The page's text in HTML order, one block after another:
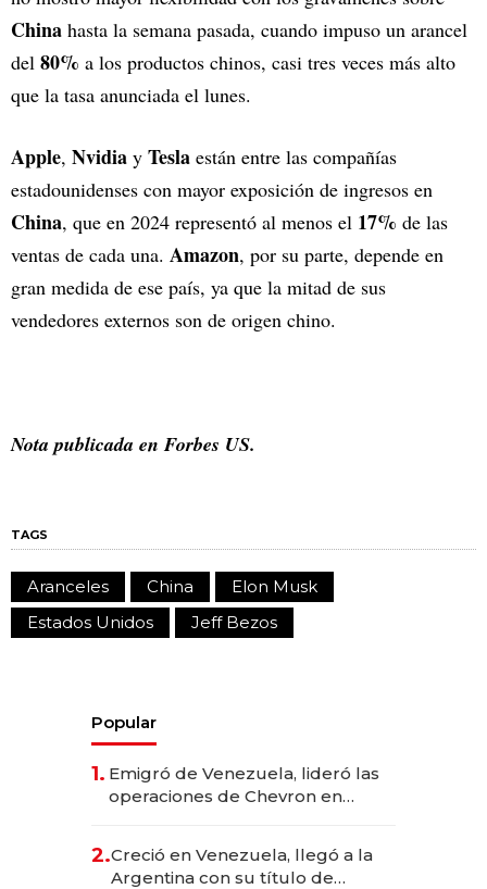
China hasta la semana pasada, cuando impuso un arancel
del 80% a los productos chinos, casi tres veces más alto
que la tasa anunciada el lunes.
Apple, Nvidia y Tesla están entre las compañías
estadounidenses con mayor exposición de ingresos en
China, que en 2024 representó al menos el 17% de las
ventas de cada una. Amazon, por su parte, depende en
gran medida de ese país, ya que la mitad de sus
vendedores externos son de origen chino.
Nota publicada en Forbes US.
TAGS
Aranceles China
Elon Musk
Estados Unidos
Jeff Bezos
Popular
1. Emigró de Venezuela, lideró las
operaciones de Chevron en
2.Creció en Venezuela, llegó a la
Argentina con su título de